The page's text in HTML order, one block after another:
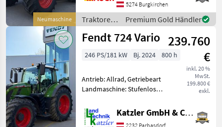
Neumaschine
38mm, Aufladung:
Turbolader mit
Ladeluftkühlung,
Höchstgeschwindigkeit in
5274 Burgkirchen
Traktoren
/ Fendt
Premium Gold Händler
Fendt 724 Vario 239.760
€
inkl. 20 %
MwSt.
199.800 €
exkl.
246 PS/181 kW Bj. 2024 800 h
Antrieb: Allrad, Getriebeart
Landmaschine: Stufenloses
Zapfwellendrehzahl:
540/540E/1000/1000E,
Katzler GmbH & Co.KG.
2232 Parbasdorf